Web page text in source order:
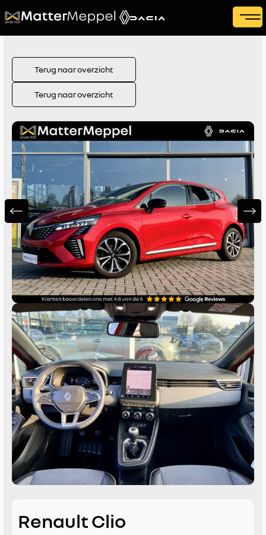
Terug naar overzicht
Terug naar overzicht
Renault Clio